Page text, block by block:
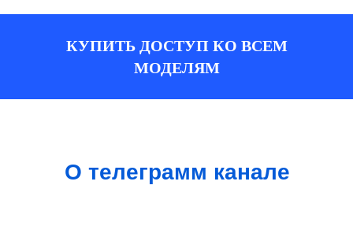
КУПИТЬ ДОСТУП КО ВСЕМ
МОДЕЛЯМ
О телеграмм канале